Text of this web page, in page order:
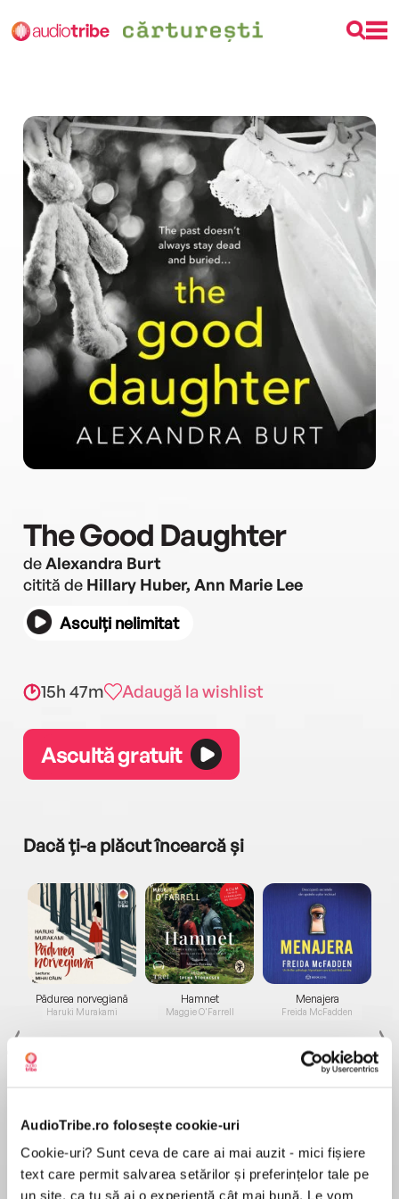
AudioTribe.ro folosește cookie-uri
Cookie-uri? Sunt ceva de care ai mai auzit - mici fișiere
text care permit salvarea setărilor și preferințelor tale pe
un site, ca tu să ai o experiență cât mai bună. Le vom
The Good Daughter
deAlexandra Burt
citită de Hillary Huber, Ann Marie Lee
Asculți nelimitat
15h 47m Adaugă la wishlist
Ascultă gratuit
Dacă ți-a plăcut încearcă și
Pădurea norvegiană
Haruki Murakami
de...
Dani Francis
Hamnet
Maggie O'Farrell
la...
Lauren Weisberger
Menajera
Freida McFadden
Sohn Won-pyung